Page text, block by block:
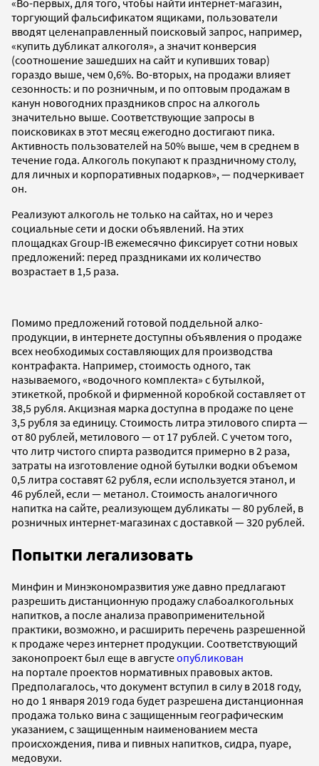
торгующий фальсификатом ящиками, пользователи
вводят целенаправленный поисковый запрос, например,
«купить дубликат алкоголя», а значит конверсия
(соотношение зашедших на сайт и купивших товар)
гораздо выше, чем 0,6%. Во-вторых, на продажи влияет
сезонность: и по розничным, и по оптовым продажам в
канун новогодних праздников спрос на алкоголь
значительно выше. Соответствующие запросы в
поисковиках в этот месяц ежегодно достигают пика.
Активность пользователей на 50% выше, чем в среднем в
течение года. Алкоголь покупают к праздничному столу,
для личных и корпоративных подарков», — подчеркивает
он.
Реализуют алкоголь не только на сайтах, но и через
социальные сети и доски объявлений. На этих
площадках Group-IB ежемесячно фиксирует сотни новых
предложений: перед праздниками их количество
возрастает в 1,5 раза.
Помимо предложений готовой поддельной алко-
продукции, в интернете доступны объявления о продаже
всех необходимых составляющих для производства
контрафакта. Например, стоимость одного, так
называемого, «водочного комплекта» с бутылкой,
этикеткой, пробкой и фирменной коробкой составляет от
38,5 рубля. Акцизная марка доступна в продаже по цене
3,5 рубля за единицу. Стоимость литра этилового спирта —
от 80 рублей, метилового — от 17 рублей. С учетом того,
что литр чистого спирта разводится примерно в 2 раза,
затраты на изготовление одной бутылки водки объемом
0,5 литра составят 62 рубля, если используется этанол, и
46 рублей, если — метанол. Стоимость аналогичного
напитка на сайте, реализующем дубликаты — 80 рублей, в
розничных интернет-магазинах с доставкой — 320 рублей.
Попытки легализовать
Минфин и Минэкономразвития уже давно предлагают
разрешить дистанционную продажу слабоалкогольных
напитков, а после анализа правоприменительной
практики, возможно, и расширить перечень разрешенной
к продаже через интернет продукции. Соответствующий
законопроект был еще в августеопубликован
на портале проектов нормативных правовых актов.
Предполагалось, что документ вступил в силу в 2018 году,
но до 1 января 2019 года будет разрешена дистанционная
продажа только вина с защищенным географическим
указанием, с защищенным наименованием места
происхождения, пива и пивных напитков, сидра, пуаре,
медовухи.